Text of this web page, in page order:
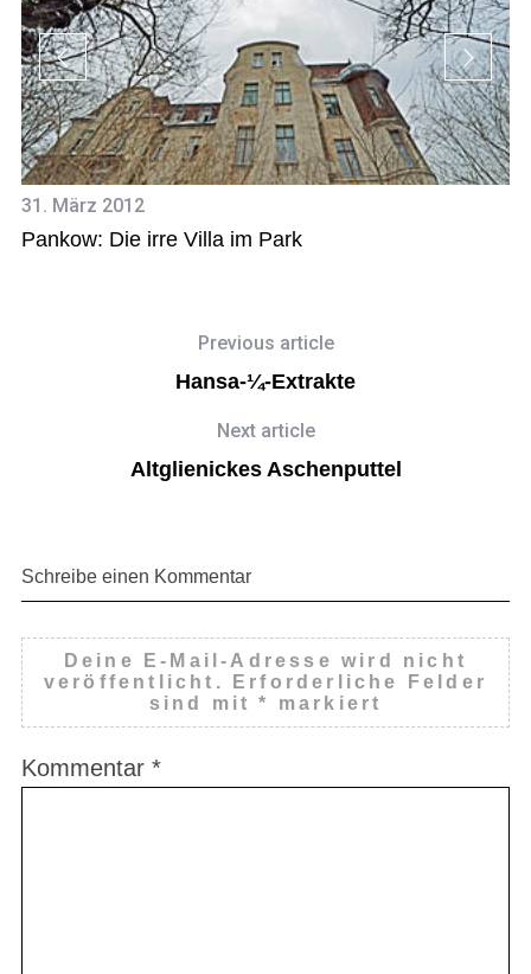
31. März 2012
Pankow: Die irre Villa im Park
Previous article
Hansa-¼-Extrakte
Next article
Altglienickes Aschenputtel
Schreibe einen Kommentar
Deine E-Mail-Adresse wird nicht
veröffentlicht.
Erforderliche Felder
sind mit* markiert
Kommentar *